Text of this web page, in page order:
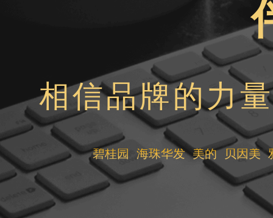
相信品牌的力
碧桂园 海珠华发 美的 贝因美